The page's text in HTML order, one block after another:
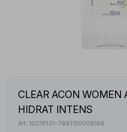
CLEAR ACON WOMEN
HIDRAT INTENS
10016131-7891150008168